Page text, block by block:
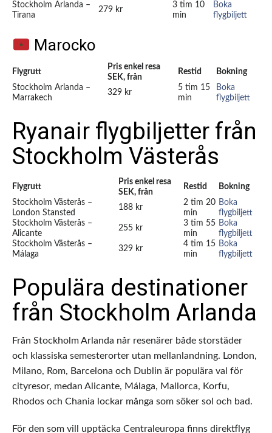
Stockholm Arlanda –
Tirana
279 kr
3 tim 10
min
Boka
flygbiljett
Marocko
Flygrutt
Pris enkel resa
SEK, från
Restid
Bokning
Stockholm Arlanda –
Marrakech
329 kr
5 tim 15
min
Boka
flygbiljett
Ryanair flygbiljetter från
Stockholm Västerås
Flygrutt
Pris enkel resa
SEK, från
Restid
Bokning
Stockholm Västerås –
London Stansted
188 kr
2 tim 20
min
Boka
flygbiljett
Stockholm Västerås –
Alicante
255 kr
3 tim 55
min
Boka
flygbiljett
Stockholm Västerås –
Málaga
329 kr
4 tim 15
min
Boka
flygbiljett
Populära destinationer
från Stockholm Arlanda
Från Stockholm Arlanda når resenärer både storstäder
och klassiska semesterorter utan mellanlandning. London,
Milano, Rom, Barcelona och Dublin är populära val för
cityresor, medan Alicante, Málaga, Mallorca, Korfu,
Rhodos och Chania lockar många som söker sol och bad.
För den som vill upptäcka Centraleuropa finns direktflyg